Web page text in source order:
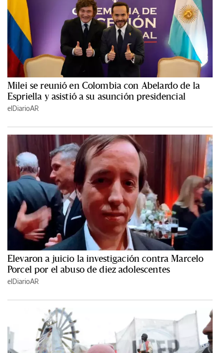
Milei se reunió en Colombia con Abelardo de la
Espriella y asistió a su asunción presidencial
elDiarioAR
Elevaron a juicio la investigación contra Marcelo
Porcel por el abuso de diez adolescentes
elDiarioAR